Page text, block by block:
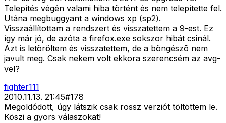
Telepítés végén valami hiba történt és nem telepítette fel.
Utána megbuggyant a windows xp (sp2).
Visszaállítottam a rendszert és visszatettem a 9-est. Ez
így már jó, de azóta a firefox.exe sokszor hibát csinál.
Azt is letöröltem és visszatettem, de a böngészõ nem
javult meg. Csak nekem volt ekkora szerencsém az avg-
vel?
fighter111
2010.11.13. 21:45#178
Megoldódott, úgy látszik csak rossz verziót töltöttem le.
Köszi a gyors válaszokat!